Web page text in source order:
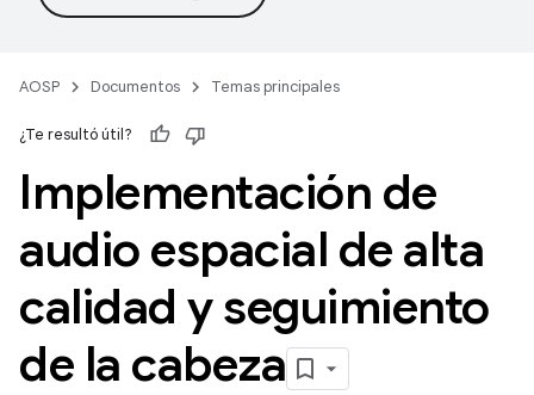
AOSP Documentos Temas principales
¿Te resultó útil?
Implementación de
audio espacial de alta
calidad y seguimiento
de la cabeza